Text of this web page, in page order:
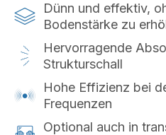
Dünn und effektiv,
Bodenstärke zu
Hervorragende
Strukturschall
Hohe Effizienz bei
Frequenzen
Optional auch in